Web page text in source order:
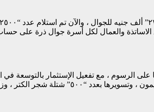
وابور زراعي ، و جنينة الجامعة بها “٣٣” شجرة مانجو مثمرة تمت